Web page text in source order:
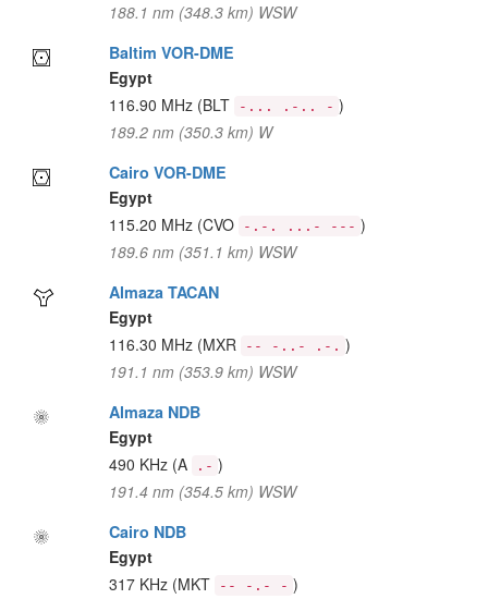
188.1 nm (348.3 km) WSW
Baltim VOR-DME
Egypt
116.90 MHz (BLT -... .-.. - )
189.2 nm (350.3 km) W
Cairo VOR-DME
Egypt
115.20 MHz (CVO -.-. ...- --- )
189.6 nm (351.1 km) WSW
Almaza TACAN
Egypt
116.30 MHz (MXR -- -..- .-. )
191.1 nm (353.9 km) WSW
Almaza NDB
Egypt
490 KHz (A .- )
191.4 nm (354.5 km) WSW
Cairo NDB
Egypt
317 KHz (MKT -- -.- - )